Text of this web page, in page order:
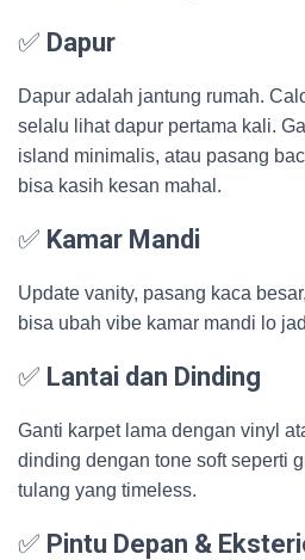
✅ Dapur
Dapur adalah jantung rumah.
selalu lihat dapur pertama kali.
island minimalis, atau pasang
bisa kasih kesan mahal.
✅ Kamar Mandi
Update vanity, pasang kaca
bisa ubah vibe kamar mandi lo
✅ Lantai dan Dinding
Ganti karpet lama dengan vinyl
dinding dengan tone soft seperti
tulang yang timeless.
✅ Pintu Depan &